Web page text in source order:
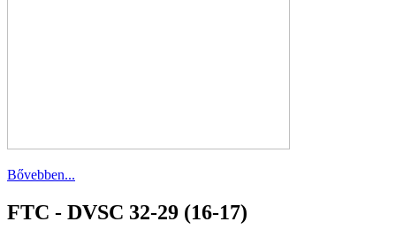
Bővebben...
FTC - DVSC 32-29 (16-17)